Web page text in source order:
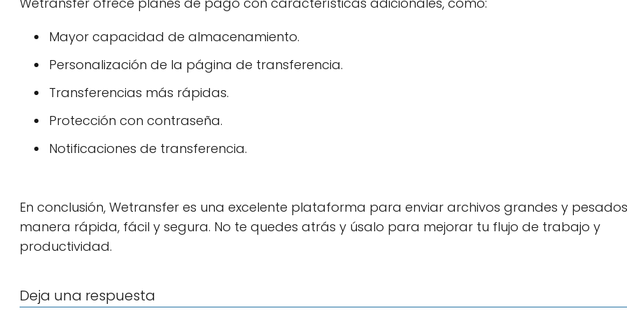
Mayor capacidad de almacenamiento.
Personalización de la página de transferencia.
Transferencias más rápidas.
Protección con contraseña.
Notificaciones de transferencia.
En conclusión, Wetransfer es una excelente plataforma para enviar archivos grandes y
manera rápida, fácil y segura. No te quedes atrás y úsalo para mejorar tu flujo de trabajo y
productividad.
Deja una respuesta